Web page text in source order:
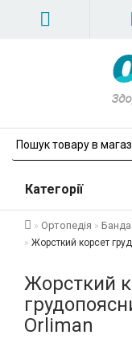
Категорії
Ортопедія
Жорсткий корсет
Жорсткий
Orliman